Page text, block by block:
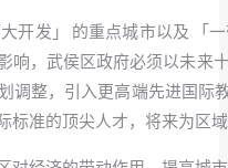
开发」 的重点城市以及 「
响，武侯区政府必须以未来
调整，引入更高端先进国
标准的顶尖人才，将来为区